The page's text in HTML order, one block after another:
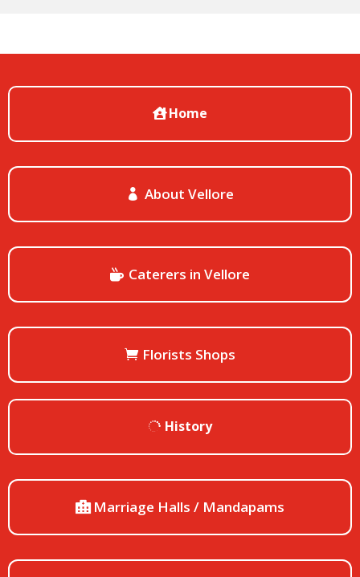
Home
About Vellore
Caterers in Vellore
Florists Shops
History
Marriage Halls / Mandapams